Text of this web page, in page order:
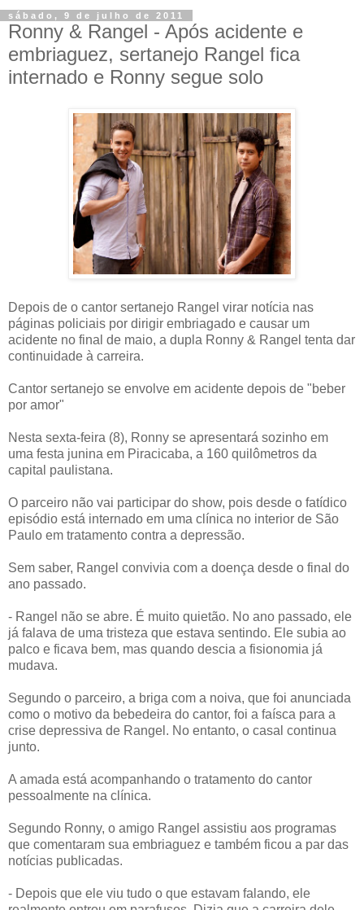
sábado, 9 de julho de 2011
Ronny & Rangel - Após acidente e
embriaguez, sertanejo Rangel fica
internado e Ronny segue solo
Depois de o cantor sertanejo Rangel virar notícia nas
páginas policiais por dirigir embriagado e causar um
acidente no final de maio, a dupla Ronny & Rangel tenta dar
continuidade à carreira.
Cantor sertanejo se envolve em acidente depois de "beber
por amor"
Nesta sexta-feira (8), Ronny se apresentará sozinho em
uma festa junina em Piracicaba, a 160 quilômetros da
capital paulistana.
O parceiro não vai participar do show, pois desde o fatídico
episódio está internado em uma clínica no interior de São
Paulo em tratamento contra a depressão.
Sem saber, Rangel convivia com a doença desde o final do
ano passado.
- Rangel não se abre. É muito quietão. No ano passado, ele
já falava de uma tristeza que estava sentindo. Ele subia ao
palco e ficava bem, mas quando descia a fisionomia já
mudava.
Segundo o parceiro, a briga com a noiva, que foi anunciada
como o motivo da bebedeira do cantor, foi a faísca para a
crise depressiva de Rangel. No entanto, o casal continua
junto.
A amada está acompanhando o tratamento do cantor
pessoalmente na clínica.
Segundo Ronny, o amigo Rangel assistiu aos programas
que comentaram sua embriaguez e também ficou a par das
notícias publicadas.
- Depois que ele viu tudo o que estavam falando, ele